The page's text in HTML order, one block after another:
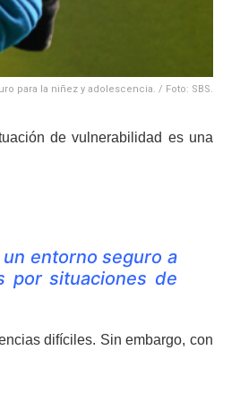
para la niñez y adolescencia. / Foto: SBS.
de vulnerabilidad es una
entorno seguro a
por situaciones de
difíciles. Sin embargo, con